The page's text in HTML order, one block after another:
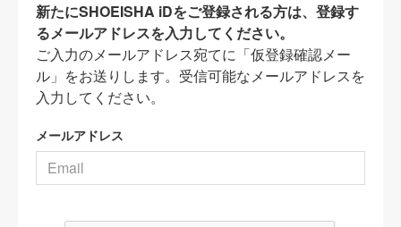
新たにSHOEISHA iDをご登録される方は、登録す
るメールアドレスを入力してください。
ご入力のメールアドレス宛てに「仮登録確認メー
ル」をお送りします。受信可能なメールアドレスを
入力してください。
メールアドレス